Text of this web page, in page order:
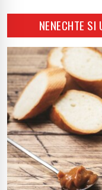
NENECHTE SI